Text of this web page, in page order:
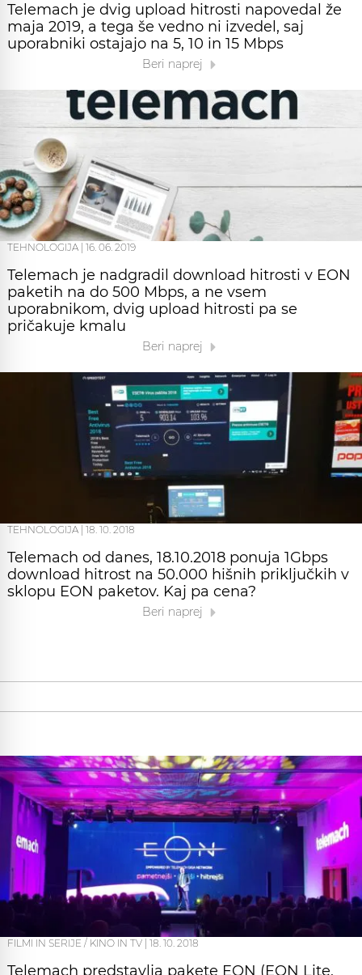
Telemach je dvig upload hitrosti napovedal že
maja 2019, a tega še vedno ni izvedel, saj
uporabniki ostajajo na 5, 10 in 15 Mbps
Beri naprej
TEHNOLOGIJA 16. 06. 2019
Telemach je nadgradil download hitrosti v EON
paketih na do 500 Mbps, a ne vsem
uporabnikom, dvig upload hitrosti pa se
pričakuje kmalu
Beri naprej
TEHNOLOGIJA 18. 10. 2018
Telemach od danes, 18.10.2018 ponuja 1Gbps
download hitrost na 50.000 hišnih priključkih v
sklopu EON paketov. Kaj pa cena?
Beri naprej
FILMI IN SERIJE / KINO IN TV | 18. 10. 2018
Telemach predstavlja pakete EON (EON Lite,